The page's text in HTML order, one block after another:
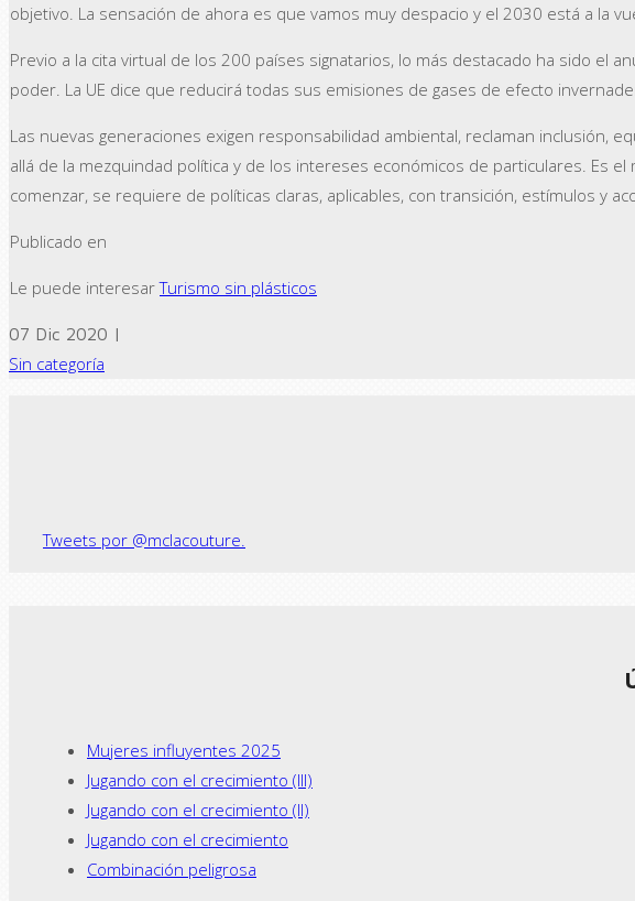
objetivo. La sensación de ahora es que vamos muy despacio y el 2030 está a la
Previo a la cita virtual de los 200 países signatarios, lo más destacado ha sido el
poder. La UE dice que reducirá todas sus emisiones de gases de efecto
Las nuevas generaciones exigen responsabilidad ambiental, reclaman inclusión,
allá de la mezquindad política y de los intereses económicos de particulares. Es
comenzar, se requiere de políticas claras, aplicables, con transición, estímulos y
Publicado en
Le puede interesarTurismo sin plásticos
07 Dic 2020 |
Sin categoría
Tweets por @mclacouture.
Mujeres influyentes 2025
Jugando con el crecimiento (III)
Jugando con el crecimiento (II)
Jugando con el crecimiento
Combinación peligrosa